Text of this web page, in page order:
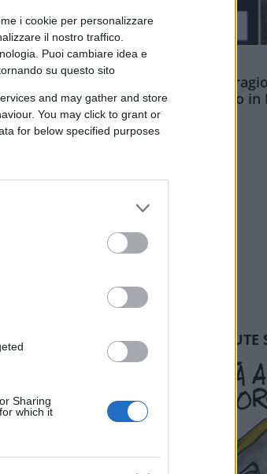
i cookie per personalizzare
il nostro traffico.
Puoi cambiare idea e
su questo sito
and may gather and store
You may click to grant or
for below specified purposes
Sharing
which it
ESTERI
Meloni aveva
Ceuta sbarcano